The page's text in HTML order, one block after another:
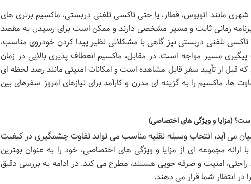
مانند اتوبوس، قطار، یا حتی تاکسی تلفنی دربستی، ماکسیم برتری های
برنامه زمانی ثابت و مسیر مشخصی دارند و ممکن است برای رسیدن به مقصد
تلفنی دربستی نیز گاهی با مشکلاتی نظیر پیدا کردن خودروی مناسب،
مسیر مواجه است. در مقابل، ماکسیم انعطاف پذیری بالایی در زمان
قبل از تأیید سفر قابل مشاهده است و امکانات امنیتی مانند رصد لحظه ای
ها، ماکسیم را به گزینه ای مدرن و کارآمد برای نیازهای امروز سفرهای بین
(مزایا و ویژگی های اختصاصی)
می آید، انتخاب وسیله نقلیه مناسب می تواند تفاوت چشمگیری در کیفیت
مجموعه ای از مزایا و ویژگی های اختصاصی، خود را به عنوان بهترین
راحتی، امنیت و صرفه جویی هستند، مطرح می کند. در ادامه به بررسی دقیق
در انتظار شما قرار می دهند.